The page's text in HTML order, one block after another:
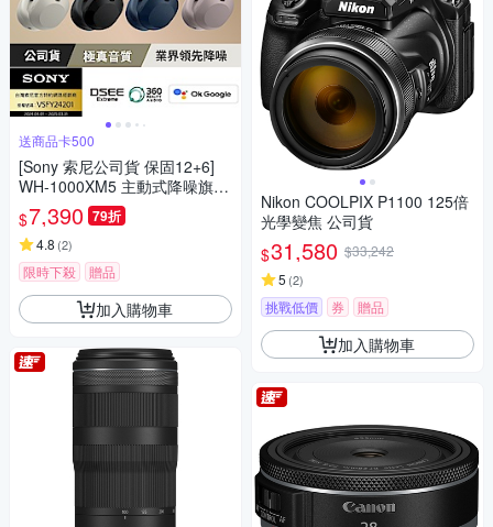
送商品卡500
[Sony 索尼公司貨 保固12+6]
WH-1000XM5 主動式降噪旗艦
藍牙耳機(頂級降噪 /極真音質/
配戴舒適)
$7,390 79折
4.8 (2)
限時下殺 贈品
加入購物車
Nikon COOLPIX P1100 125倍
光學變焦 公司貨
$31,580 $33,242
5 (2)
挑戰低價 券 贈品
加入購物車